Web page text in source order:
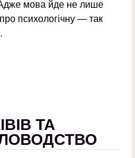
мова йде не лише
психологічну — так
ТА